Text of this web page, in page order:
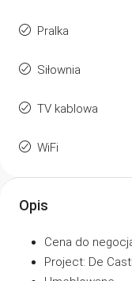
Pralka
Siłownia
TV kablowa
WiFi
Opis
Cena do
Project: De